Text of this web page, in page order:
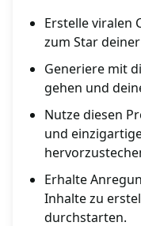
Erstelle viralen
zum Star
Generiere mit
gehen und
Nutze diesen
und
Erhalte
Inhalte zu
durchstarten.